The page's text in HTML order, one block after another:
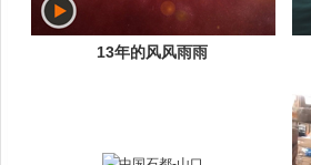
13年的风风雨雨